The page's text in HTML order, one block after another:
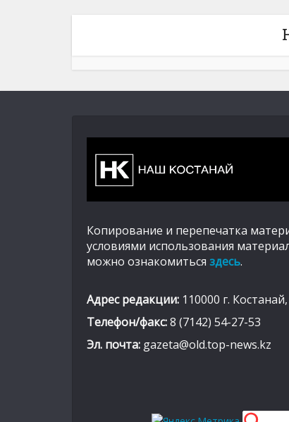
Копирование и перепечатка
условиями использования
можно ознакомиться здесь.
Адрес редакции: 110000 г.
Телефон/факс:8 (7142) 54-27-53
Эл. почта: gazeta@old.top-news.kz